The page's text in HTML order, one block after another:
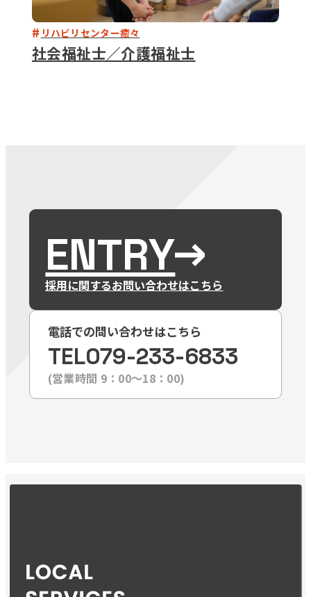
リハビリセンター癒々
社会福祉士／介護福祉士
ENTRY
採用に関するお問い合わせはこちら
電話での問い合わせはこちら
TEL079-233-6833
(営業時間 9：00〜18：00)